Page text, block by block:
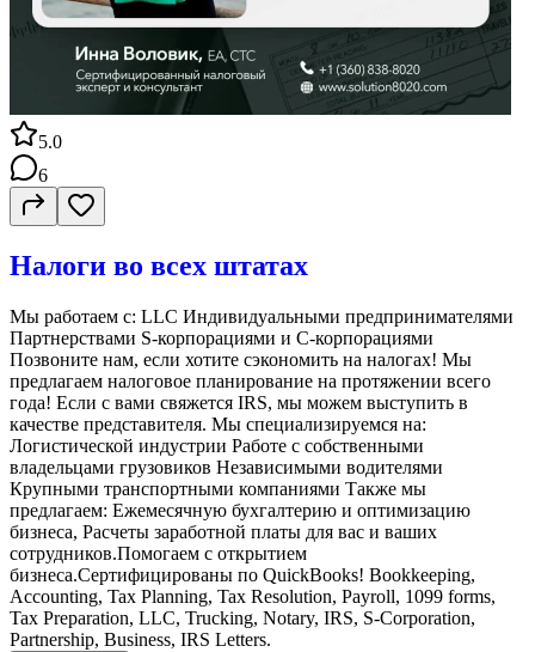
5.0
6
Налоги во всех штатах
Мы работаем с: LLC Индивидуальными предпринимателями
Партнерствами S-корпорациями и C-корпорациями
Позвоните нам, если хотите сэкономить на налогах! Мы
предлагаем налоговое планирование на протяжении всего
года! Если с вами свяжется IRS, мы можем выступить в
качестве представителя. Мы специализируемся на:
Логистической индустрии Работе с собственными
владельцами грузовиков Независимыми водителями
Крупными транспортными компаниями Также мы
предлагаем: Ежемесячную бухгалтерию и оптимизацию
бизнеса, Расчеты заработной платы для вас и ваших
сотрудников.Помогаем с открытием
бизнеса.Cертифицированы по QuickBooks! Bookkeeping,
Accounting, Tax Planning, Tax Resolution, Payroll, 1099 forms,
Tax Preparation, LLC, Trucking, Notary, IRS, S-Corporation,
Partnership, Business, IRS Letters.